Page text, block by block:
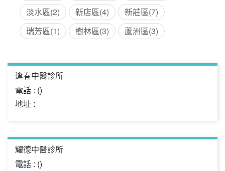
淡水區(2)
新店區(4)
新莊區(7)
瑞芳區(1)
樹林區(3) 蘆洲區(3)
逢春中醫診所
電話 : ()
地址 :
耀德中醫診所
電話 : ()